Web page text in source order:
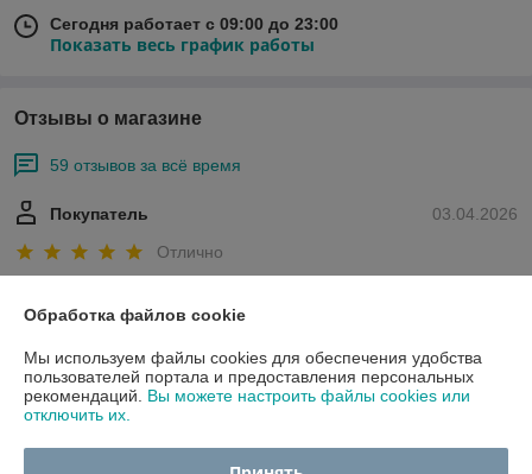
Сегодня работает с 09:00 до 23:00
Показать весь график работы
Отзывы о магазине
59 отзывов за всё время
03.04.2026
Покупатель
Отлично
07.12.2025
Покупатель
Обработка файлов cookie
Мы используем файлы cookies для обеспечения удобства
пользователей портала и предоставления персональных
рекомендаций. Вы можете настроить файлы cookies или
отключить их.